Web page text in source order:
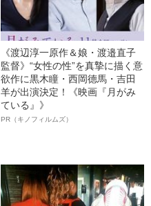
《渡辺淳一原作＆娘・渡邉直子
監督》“女性の性”を真摯に描く意
欲作に黒木瞳・西岡德馬・吉田
羊が出演決定！《映画『月がみ
ている』》
PR（キノフィルムズ）